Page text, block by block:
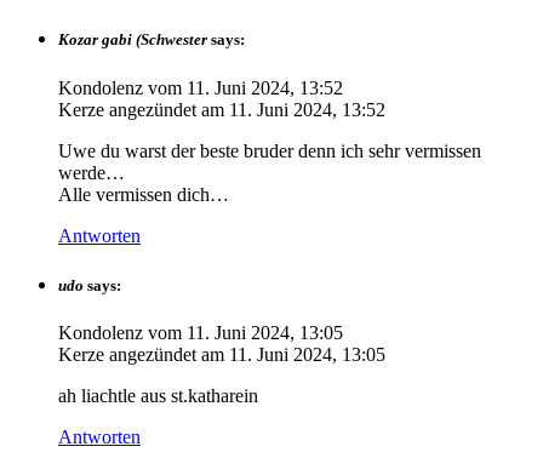
Kozar gabi (Schwester says:
Kondolenz vom 11. Juni 2024, 13:52
Kerze angezündet am 11. Juni 2024, 13:52
Uwe du warst der beste bruder denn ich sehr vermissen
werde…
Alle vermissen dich…
Antworten
udo says:
Kondolenz vom 11. Juni 2024, 13:05
Kerze angezündet am 11. Juni 2024, 13:05
ah liachtle aus st.katharein
Antworten